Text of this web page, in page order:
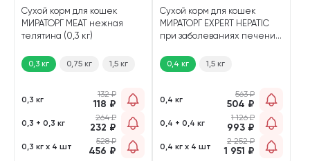
Сухой корм для кошек
МИРАТОРГ MEAT нежная
телятина (0,3 кг)
0,3 кг 0,75 кг 1,5 кг
0,3 кг
132₽
118 ₽
0,3 + 0,3 кг
264₽
232 ₽
0,3 кг х 4 шт
528₽
456 ₽
Сухой корм для кошек
МИРАТОРГ EXPERT HEPATIC
при заболеваниях печени
0,4 кг 1,5 кг
0,4 кг
563₽
504 ₽
0,4 + 0,4 кг
1 126₽
993 ₽
0,4 кг х 4 шт
2 252₽
1 951 ₽